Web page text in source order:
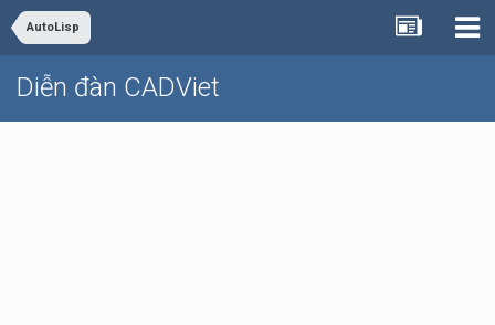
AutoLisp
Diễn đàn CADViet